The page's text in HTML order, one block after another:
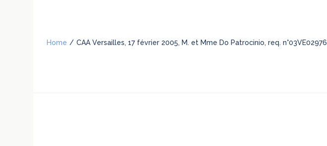
Home / CAA Versailles, 17 février 2005, M. et Mme Do Patrocinio, req. n°03VE02976